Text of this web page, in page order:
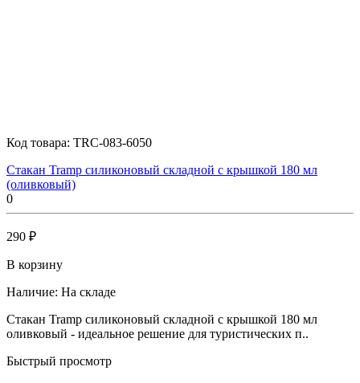
Код товара: TRC-083-6050
Стакан Tramp силиконовый складной с крышкой 180 мл
(оливковый)
0
290 ₽
В корзину
Наличие: На складе
Стакан Tramp силиконовый складной с крышкой 180 мл
оливковый - идеальное решение для туристических п..
Быстрый просмотр